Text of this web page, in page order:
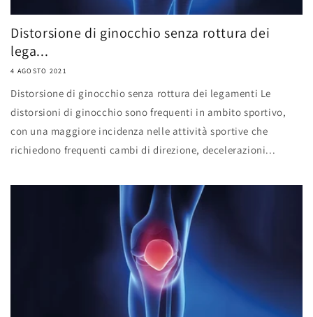
Distorsione di ginocchio senza rottura dei
lega...
4 AGOSTO 2021
Distorsione di ginocchio senza rottura dei legamenti Le
distorsioni di ginocchio sono frequenti in ambito sportivo,
con una maggiore incidenza nelle attività sportive che
richiedono frequenti cambi di direzione, decelerazioni...